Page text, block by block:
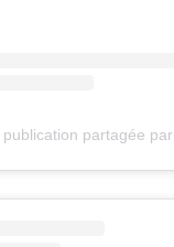
partagée